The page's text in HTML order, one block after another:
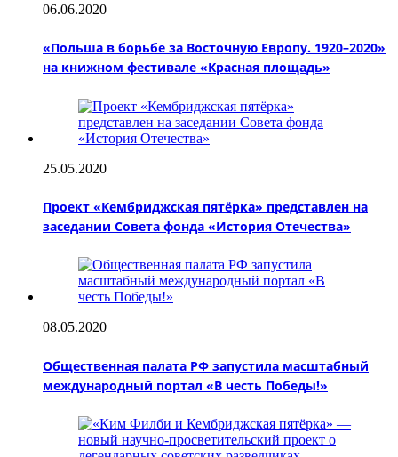
06.06.2020
«Польша в борьбе за Восточную Европу. 1920–2020»
на книжном фестивале «Красная площадь»
25.05.2020
Проект «Кембриджская пятёрка» представлен на
заседании Совета фонда «История Отечества»
08.05.2020
Общественная палата РФ запустила масштабный
международный портал «В честь Победы!»